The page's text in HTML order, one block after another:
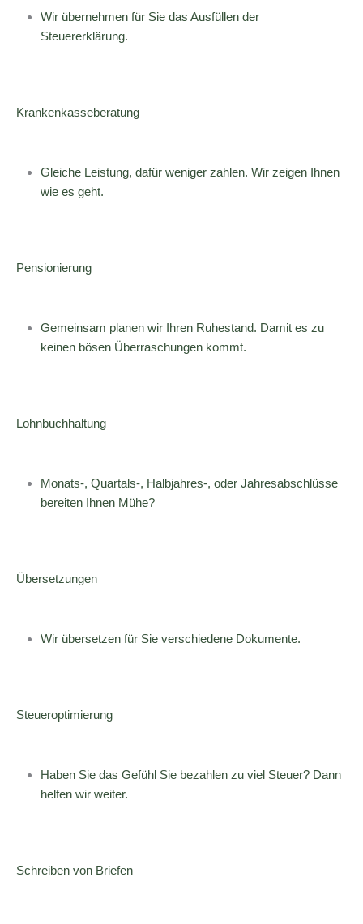
Wir übernehmen für Sie das Ausfüllen der
Steuererklärung.
Krankenkasseberatung
Gleiche Leistung, dafür weniger zahlen. Wir zeigen Ihnen
wie es geht.
Pensionierung
Gemeinsam planen wir Ihren Ruhestand. Damit es zu
keinen bösen Überraschungen kommt.
Lohnbuchhaltung
Monats-, Quartals-, Halbjahres-, oder Jahresabschlüsse
bereiten Ihnen Mühe?
Übersetzungen
Wir übersetzen für Sie verschiedene Dokumente.
Steueroptimierung
Haben Sie das Gefühl Sie bezahlen zu viel Steuer? Dann
helfen wir weiter.
Schreiben von Briefen